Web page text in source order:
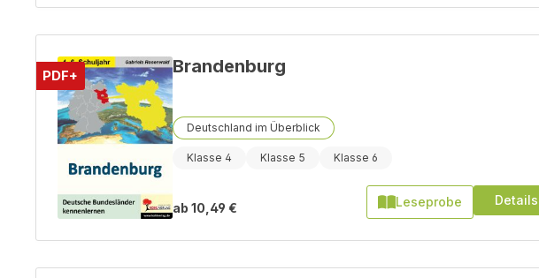
PDF+ Brandenburg
Deutschland im Überblick
Klasse 4 Klasse 5 Klasse 6
ab 10,49 € Leseprobe Details